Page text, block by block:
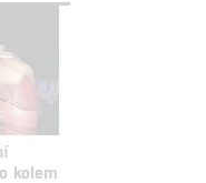
kolem